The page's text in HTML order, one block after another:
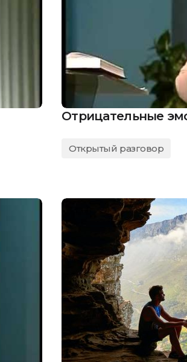
Отрицательные
Открытый разговор